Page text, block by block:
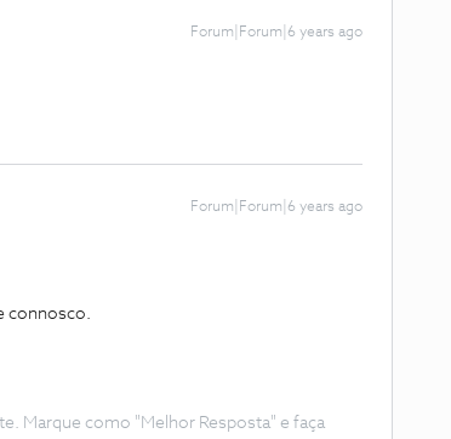
Forum|Forum|6 years ago
Forum|Forum|6 years ago
connosco.
Marque como "Melhor Resposta" e faça